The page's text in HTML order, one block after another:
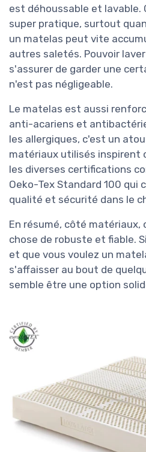
est déhoussable et lavable.
super pratique, surtout
un matelas peut vite
autres saletés. Pouvoir
s'assurer de garder une
n'est pas négligeable.
Le matelas est aussi
anti-acariens et
les allergiques, c'est un
matériaux utilisés inspirent
les diverses certifications
Oeko-Tex Standard 100 qui
qualité et sécurité dans le
En résumé, côté matériaux,
chose de robuste et fiable.
et que vous voulez un
s'affaisser au bout de
semble être une option